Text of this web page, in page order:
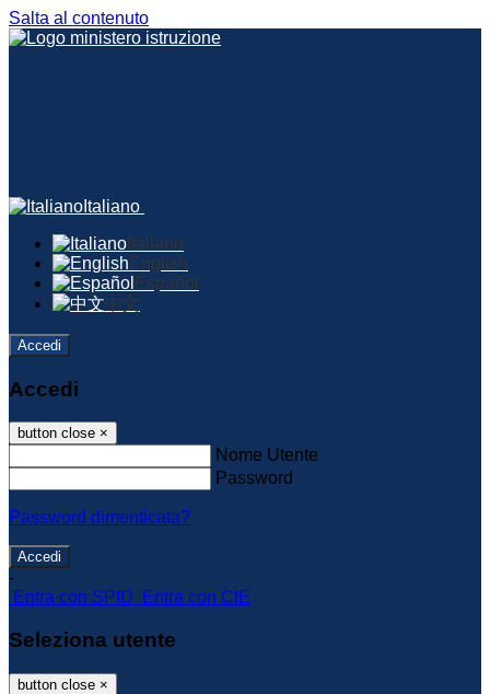
Salta al contenuto
Italiano
Italiano
English
Español
中文
Accedi
Accedi
button close ×
Nome Utente
Password
Password dimenticata?
-
Entra con SPID
Entra con CIE
Seleziona utente
button close ×